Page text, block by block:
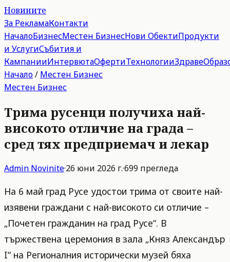
Новините
За РекламаКонтакти
НачалоБизнесМестен БизнесНови ОбектиПродукти
и УслугиСъбития и
КампанииИнтервютаОфертиТехнологииЗдраве
Начало/ Местен Бизнес
Местен Бизнес
Трима русенци получиха най-
високото отличие на града –
сред тях предприемач и лекар
Admin Novinite·26 юни 2026 г.·699 прегледа
На 6 май град Русе удостои трима от своите най-
изявени граждани с най-високото си отличие –
„Почетен гражданин на град Русе“. В
тържествена церемония в зала „Княз Александър
I“ на Регионалния исторически музей бяха